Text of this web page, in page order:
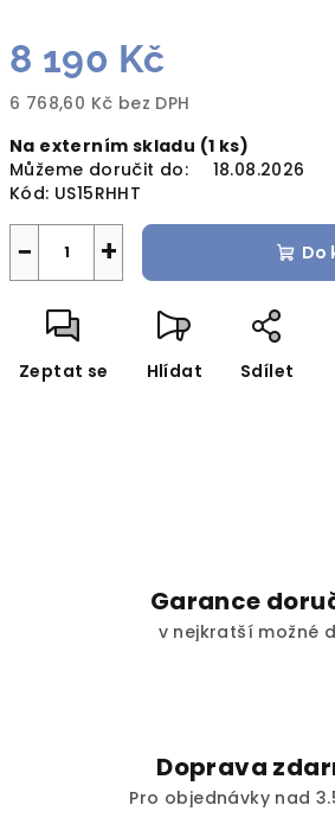
8 190 Kč
6 768,60 Kč bez DPH
cena:
Na externím skladu (1 ks)
Můžeme doručit do:
18.08.2026
Kód: US15RHHT
+
− Do
Zeptat se Hlídat Sdílet
Garance
v nejkratší možné
Doprava
Pro objednávky nad